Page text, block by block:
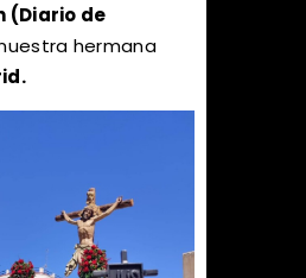
(Diario de
hermana